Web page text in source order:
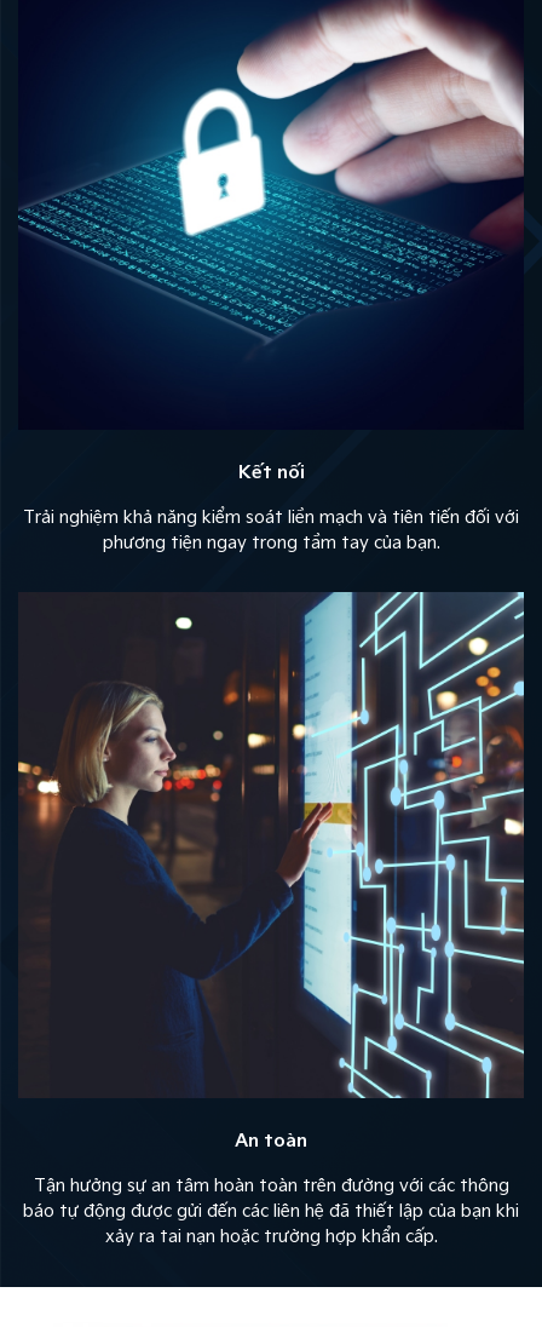
Kết nối
Trải nghiệm khả năng kiểm soát liền mạch và tiên tiến đối với
phương tiện ngay trong tầm tay của bạn.
An toàn
Tận hưởng sự an tâm hoàn toàn trên đường với các thông
báo tự động được gửi đến các liên hệ đã thiết lập của bạn khi
xảy ra tai nạn hoặc trường hợp khẩn cấp.